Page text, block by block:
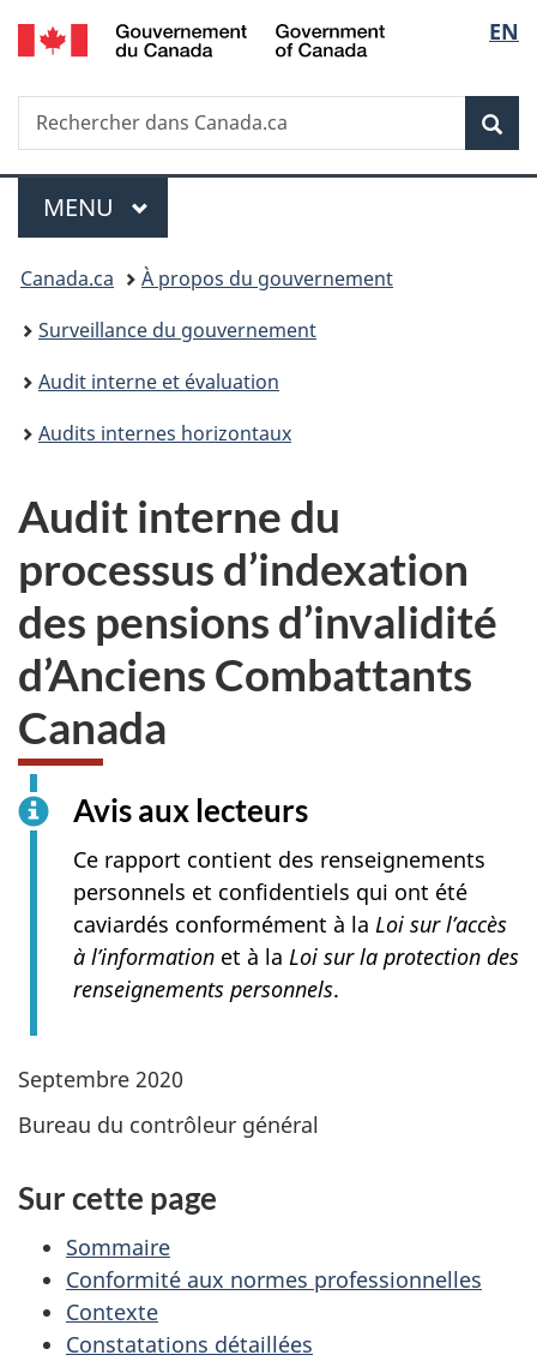
Passer
au
des
Passer
au
principal
Passer
à
Au
du
Passer
à
version
simplifiée
de
la
EN
Recherche
Rechercher
dans
Menu
MENU PRINCIPAL
Vous
êtes
ici :
Canada.ca
À propos du gouvernement
Surveillance du gouvernement
Audit interne et évaluation
Audits internes horizontaux
Audit interne du
processus d’indexation
des pensions d’invalidité
d’Anciens Combattants
Canada
Avis aux lecteurs
Ce rapport contient des renseignements
personnels et confidentiels qui ont été
caviardés conformément à la Loi sur l’accès
à l’information et à la Loi sur la protection des
renseignements personnels.
Septembre 2020
Bureau du contrôleur général
Sur cette page
Sommaire
Conformité aux normes professionnelles
Contexte
Constatations détaillées